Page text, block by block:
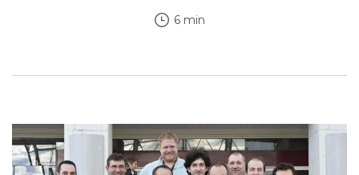
6 min